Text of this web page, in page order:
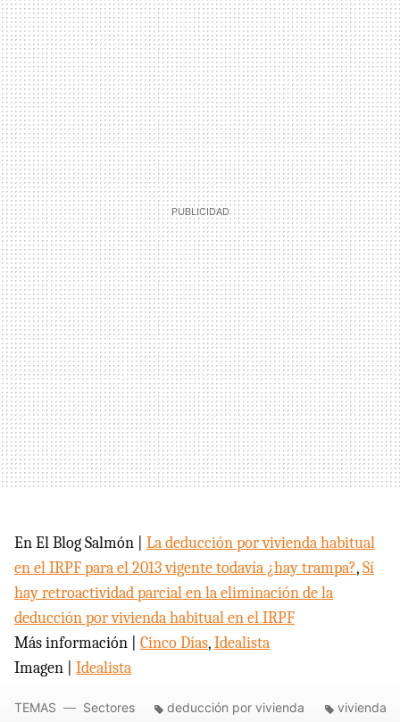
En El Blog Salmón | La deducción por vivienda habitual
en elIRPFpara el 2013 vigente todavía ¿hay trampa?,Sí
hay retroactividad parcial en la eliminación de la
deducción por vivienda habitual en elIRPF
Más información | Cinco Días,Idealista
Imagen | Idealista
TEMAS Sectores deducción por vivienda vivienda